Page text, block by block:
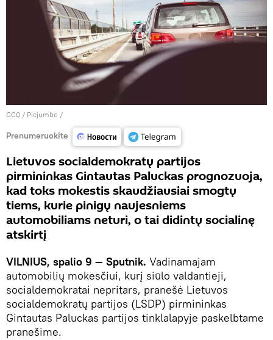
CC0 / Picjumbo /
Prenumeruokite
Lietuvos socialdemokratų partijos
pirmininkas Gintautas Paluckas prognozuoja,
kad toks mokestis skaudžiausiai smogtų
tiems, kurie pinigų naujesniems
automobiliams neturi, o tai didintų socialinę
atskirtį
VILNIUS, spalio 9 — Sputnik. Vadinamajam
automobilių mokesčiui, kurį siūlo valdantieji,
socialdemokratai nepritars, pranešė Lietuvos
socialdemokratų partijos (LSDP) pirmininkas
Gintautas Paluckas partijos tinklalapyje paskelbtame
pranešime.